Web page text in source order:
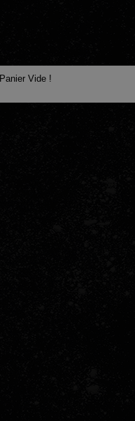
Panier Vide !